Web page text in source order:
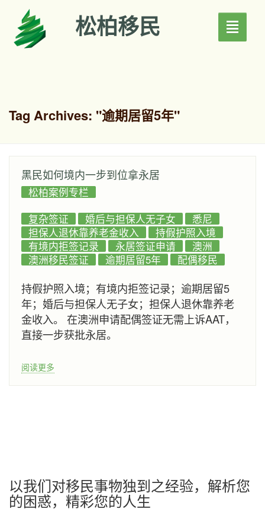
松柏移民
Toggle
Tag Archives: "逾期居留5年"
黑民如何境内一步到位拿永居
松柏案例专栏
复杂签证
婚后与担保人无子女
悉尼
担保人退休靠养老金收入
持假护照入境
有境内拒签记录
永居签证申请
澳洲
澳洲移民签证
逾期居留5年 配偶移民
持假护照入境；有境内拒签记录；逾期居留5
年；婚后与担保人无子女；担保人退休靠养老
金收入。 在澳洲申请配偶签证无需上诉AAT，
直接一步获批永居。
阅读更多
以我们对移民事物独到之经验，解析您
的困惑，精彩您的人生